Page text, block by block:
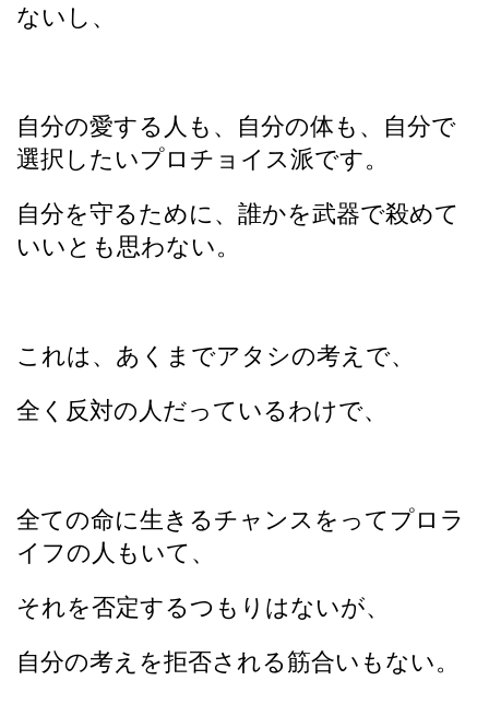
ないし、
自分の愛する人も、自分の体も、自分で
選択したいプロチョイス派です。
自分を守るために、誰かを武器で殺めて
いいとも思わない。
これは、あくまでアタシの考えで、
全く反対の人だっているわけで、
全ての命に生きるチャンスをってプロラ
イフの人もいて、
それを否定するつもりはないが、
自分の考えを拒否される筋合いもない。